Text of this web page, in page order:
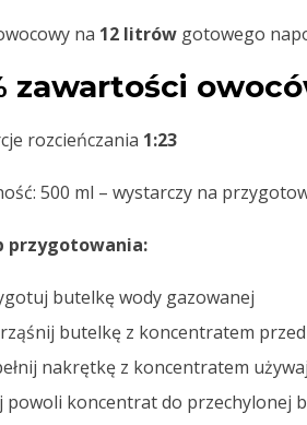
na 12 litrów gotowego
zawartości
rozcieńczania 1:23
500 ml – wystarczy na
przygotowania:
butelkę wody gazowanej
butelkę z koncentratem przed
nakrętkę z koncentratem
powoli koncentrat do przechylonej